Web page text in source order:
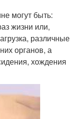
могут быть:
жизни или,
различные
органов, а
хождения